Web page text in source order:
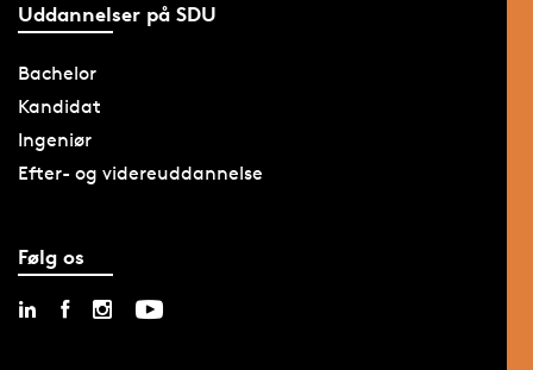
Uddannelser på SDU
Bachelor
Kandidat
Ingeniør
Efter- og videreuddannelse
Følg os